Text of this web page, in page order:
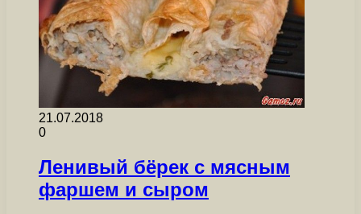
21.07.2018
0
Ленивый бёрек с мясным
фаршем и сыром